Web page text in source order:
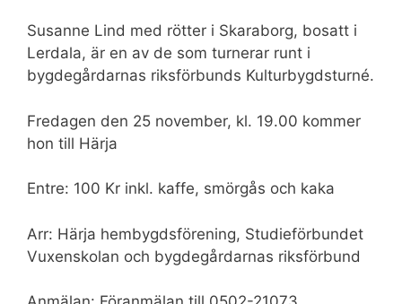
Susanne Lind med rötter i Skaraborg, bosatt i
Lerdala, är en av de som turnerar runt i
bygdegårdarnas riksförbunds Kulturbygdsturné.
Fredagen den 25 november, kl. 19.00 kommer
hon till Härja
Entre: 100 Kr inkl. kaffe, smörgås och kaka
Arr: Härja hembygdsförening, Studieförbundet
Vuxenskolan och bygdegårdarnas riksförbund